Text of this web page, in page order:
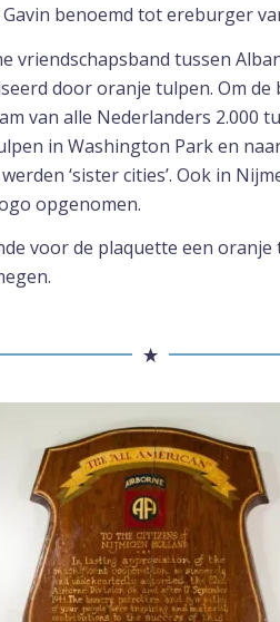
benoemd tot ereburger
vriendschapsband tussen
door oranje tulpen. Om
van alle Nederlanders 2.000
in Washington Park en
‘sister cities’. Ook in
opgenomen.
voor de plaquette een